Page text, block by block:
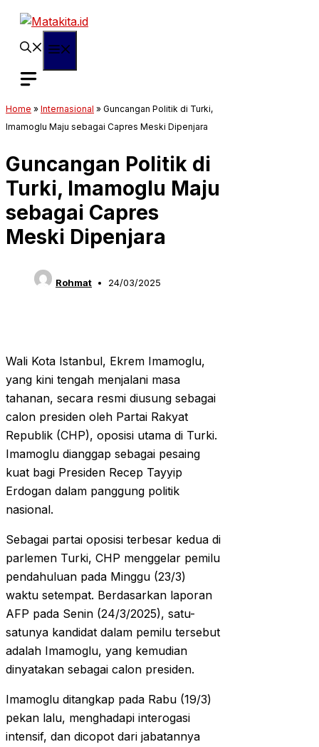
Langsung
Home » Internasional » Guncangan Politik di Turki,
Imamoglu Maju sebagai Capres Meski Dipenjara
Guncangan Politik di
Turki, Imamoglu Maju
sebagai Capres
Meski Dipenjara
Rohmat 24/03/2025
Wali Kota Istanbul, Ekrem Imamoglu,
yang kini tengah menjalani masa
tahanan, secara resmi diusung sebagai
calon presiden oleh Partai Rakyat
Republik (CHP), oposisi utama di Turki.
Imamoglu dianggap sebagai pesaing
kuat bagi Presiden Recep Tayyip
Erdogan dalam panggung politik
nasional.
Sebagai partai oposisi terbesar kedua di
parlemen Turki, CHP menggelar pemilu
pendahuluan pada Minggu (23/3)
waktu setempat. Berdasarkan laporan
AFP pada Senin (24/3/2025), satu-
satunya kandidat dalam pemilu tersebut
adalah Imamoglu, yang kemudian
dinyatakan sebagai calon presiden.
Imamoglu ditangkap pada Rabu (19/3)
pekan lalu, menghadapi interogasi
intensif, dan dicopot dari jabatannya